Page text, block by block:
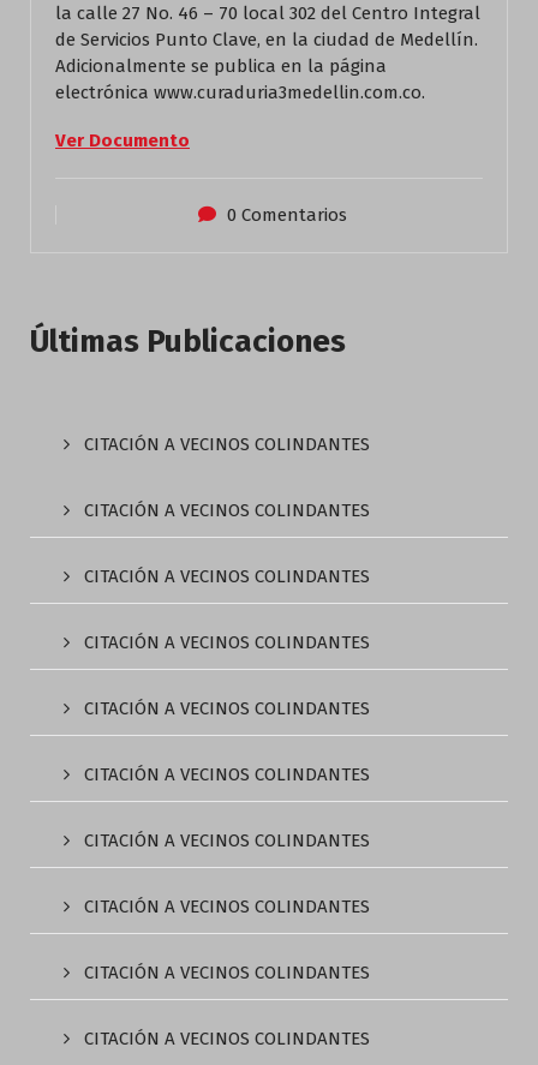
la calle 27 No. 46 – 70 local 302 del Centro Integral
de Servicios Punto Clave, en la ciudad de Medellín.
Adicionalmente se publica en la página
electrónica www.curaduria3medellin.com.co.
Ver Documento
0 Comentarios
Últimas Publicaciones
CITACIÓN A VECINOS COLINDANTES
CITACIÓN A VECINOS COLINDANTES
CITACIÓN A VECINOS COLINDANTES
CITACIÓN A VECINOS COLINDANTES
CITACIÓN A VECINOS COLINDANTES
CITACIÓN A VECINOS COLINDANTES
CITACIÓN A VECINOS COLINDANTES
CITACIÓN A VECINOS COLINDANTES
CITACIÓN A VECINOS COLINDANTES
CITACIÓN A VECINOS COLINDANTES